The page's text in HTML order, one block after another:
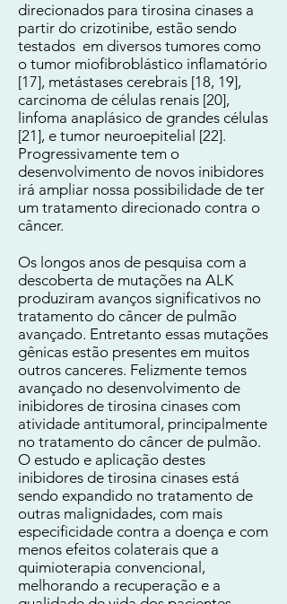
direcionados para tirosina cinases a
partir do crizotinibe, estão sendo
testados em diversos tumores como
o tumor miofibroblástico inflamatório
[17], metástases cerebrais [18, 19],
carcinoma de células renais [20],
linfoma anaplásico de grandes células
[21], e tumor neuroepitelial [22].
Progressivamente tem o
desenvolvimento de novos inibidores
irá ampliar nossa possibilidade de ter
um tratamento direcionado contra o
câncer.
Os longos anos de pesquisa com a
descoberta de mutações na ALK
produziram avanços significativos no
tratamento do câncer de pulmão
avançado. Entretanto essas mutações
gênicas estão presentes em muitos
outros canceres. Felizmente temos
avançado no desenvolvimento de
inibidores de tirosina cinases com
atividade antitumoral, principalmente
no tratamento do câncer de pulmão.
O estudo e aplicação destes
inibidores de tirosina cinases está
sendo expandido no tratamento de
outras malignidades, com mais
especificidade contra a doença e com
menos efeitos colaterais que a
quimioterapia convencional,
melhorando a recuperação e a